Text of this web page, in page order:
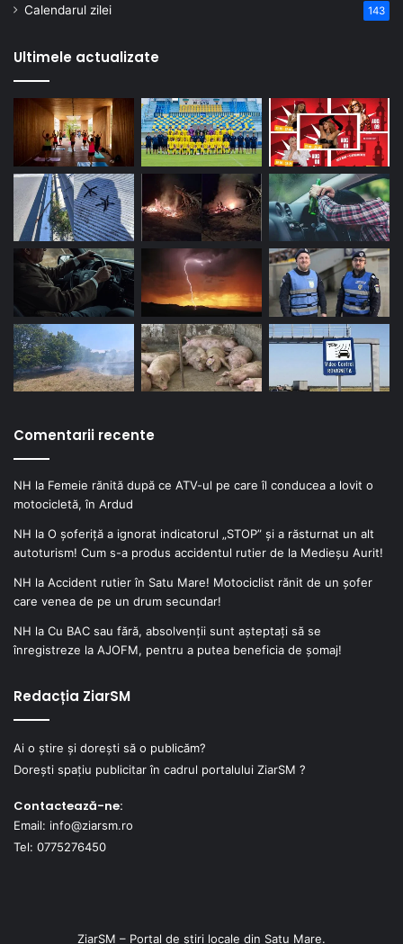
Calendarul zilei 143
Ultimele actualizate
Comentarii recente
NH la Femeie rănită după ce ATV-ul pe care îl conducea a lovit o
motocicletă, în Ardud
NH la O șoferiță a ignorat indicatorul „STOP” și a răsturnat un alt
autoturism! Cum s-a produs accidentul rutier de la Medieșu Aurit!
NH la Accident rutier în Satu Mare! Motociclist rănit de un șofer
care venea de pe un drum secundar!
NH la Cu BAC sau fără, absolvenții sunt așteptați să se
înregistreze la AJOFM, pentru a putea beneficia de șomaj!
Redacția ZiarSM
Ai o știre și dorești să o publicăm?
Dorești spațiu publicitar în cadrul portalului ZiarSM ?
Contactează-ne:
Email: info@ziarsm.ro
Tel: 0775276450
ZiarSM – Portal de știri locale din Satu Mare.